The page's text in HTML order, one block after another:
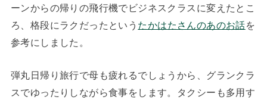
ーンからの帰りの飛行機でビジネスクラスに変えたとこ
ろ、格段にラクだったという たかはたさんのあのお話を
参考にしました。
弾丸日帰り旅行で母も疲れるでしょうから、グランクラ
スでゆったりしながら食事をします。タクシーも多用す